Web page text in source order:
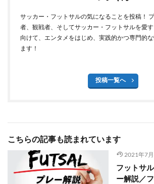
サッカー・フットサルの気になることを投稿！
者、観戦者、そしてサッカー・フットサルを愛
向けて、エンタメをはじめ、実践的かつ専門的
ます！
投稿一覧へ
こちらの記事も読まれています
2021年7
フットサ
ー解説／